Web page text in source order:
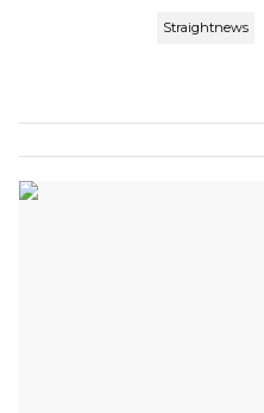
Straightnews